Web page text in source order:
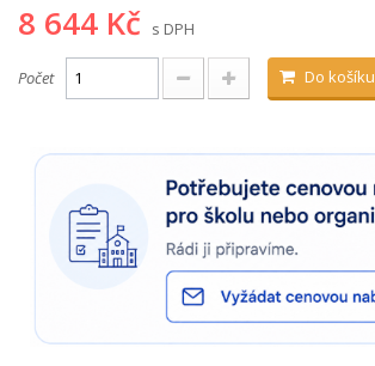
8 644 Kč s DPH
Počet Do košíku